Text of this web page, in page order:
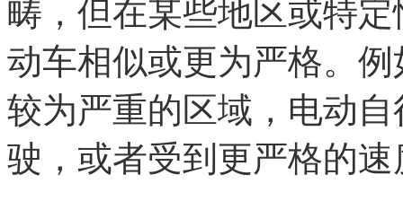
畴，但在某些地区或特
动车相似或更为严格。
较为严重的区域，电动
驶，或者受到更严格的